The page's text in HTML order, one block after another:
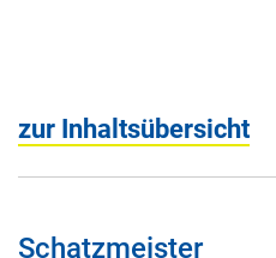
zur Inhaltsübersicht
Schatzmeister